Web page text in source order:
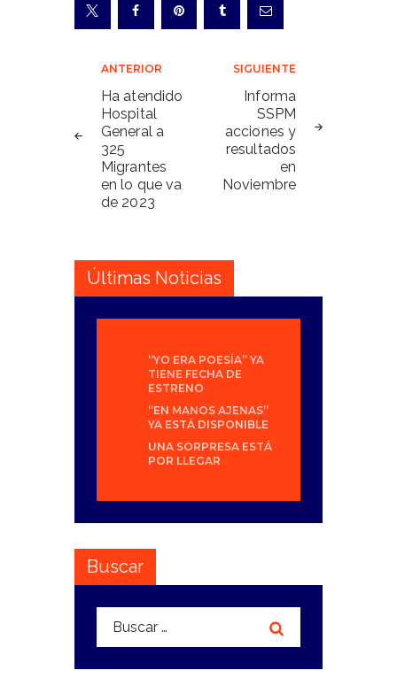
Navegación
de
entradas
ANTERIOR
Ha atendido
Hospital
General a
325
Migrantes
en lo que va
de 2023
SIGUIENTE
Informa
SSPM
acciones y
resultados
en
Noviembre
Últimas Noticias
“YO ERA POESÍA” YA
TIENE FECHA DE
ESTRENO
“EN MANOS AJENAS”
YA ESTÁ DISPONIBLE
UNA SORPRESA ESTÁ
POR LLEGAR
Buscar
Buscar: